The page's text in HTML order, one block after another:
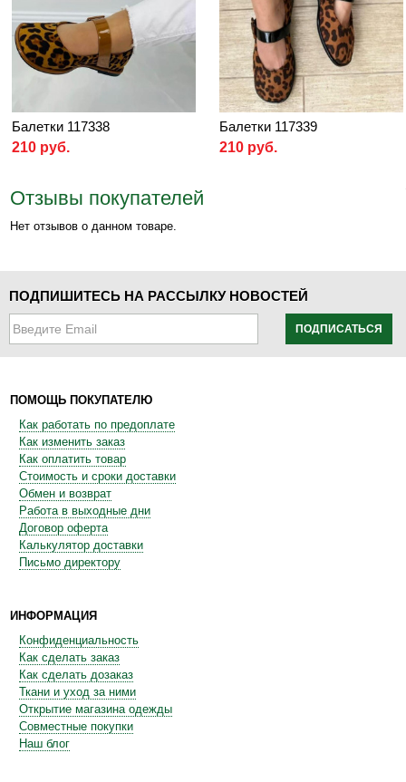
Балетки 117338
210 руб.
Балетки 117339
210 руб.
Отзывы покупателей
Нет отзывов о данном товаре.
ПОДПИШИТЕСЬ НА РАССЫЛКУ НОВОСТЕЙ
ПОДПИСАТЬСЯ
ПОМОЩЬ ПОКУПАТЕЛЮ
Как работать по предоплате
Как изменить заказ
Как оплатить товар
Стоимость и сроки доставки
Обмен и возврат
Работа в выходные дни
Договор оферта
Калькулятор доставки
Письмо директору
ИНФОРМАЦИЯ
Конфиденциальность
Как сделать заказ
Как сделать дозаказ
Ткани и уход за ними
Открытие магазина одежды
Совместные покупки
Наш блог